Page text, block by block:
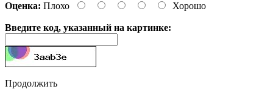
Оценка: Плохо Хорошо
Введите код, указанный на картинке:
Продолжить